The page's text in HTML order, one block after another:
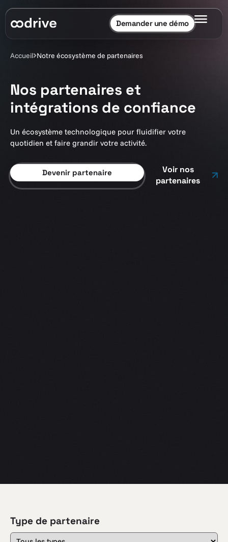
Demander une démo
Accueil Notre écosystème de partenaires
Nos partenaires et
intégrations de confiance
Un écosystème technologique pour fluidifier votre
quotidien et faire grandir votre activité.
Devenir partenaire
Voir nos
partenaires
Type de partenaire